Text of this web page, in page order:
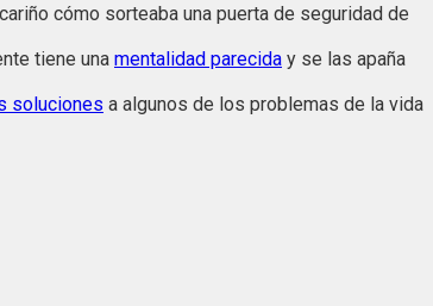
cómo sorteaba una puerta de seguridad de
tiene una mentalidad parecida y se las apaña
soluciones a algunos de los problemas de la vida